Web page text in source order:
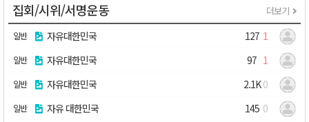
집회/시위/서명운동 더보기
일반 자유대한민국 1
127
일반 자유대한민국 1
97
일반 자유대한민국 0
2.1K
일반 자유 대한민국 0
145